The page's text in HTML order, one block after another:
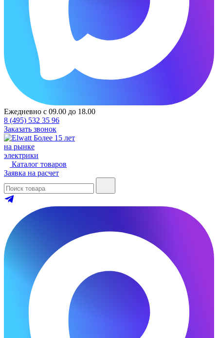
Ежедневно с 09.00 до 18.00
8 (495) 532 35 96
Заказать звонок
Более 15 лет
на рынке
электрики
Каталог товаров
Заявка на расчет